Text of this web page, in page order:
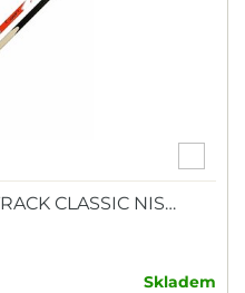
CLASSIC NIS…
Skladem